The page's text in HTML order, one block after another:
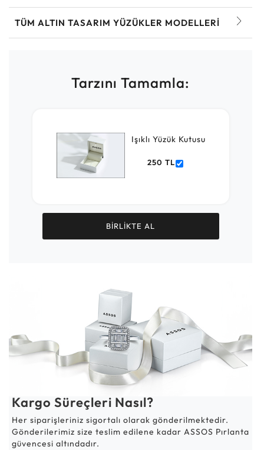
TÜM ALTIN TASARIM YÜZÜKLER MODELLERI
Tarzını Tamamla:
Işıklı Yüzük Kutusu
250 TL
BİRLİKTE AL
Kargo Süreçleri Nasıl?
Her siparişleriniz sigortalı olarak gönderilmektedir.
Gönderilerimiz size teslim edilene kadar ASSOS Pırlanta
güvencesi altındadır.